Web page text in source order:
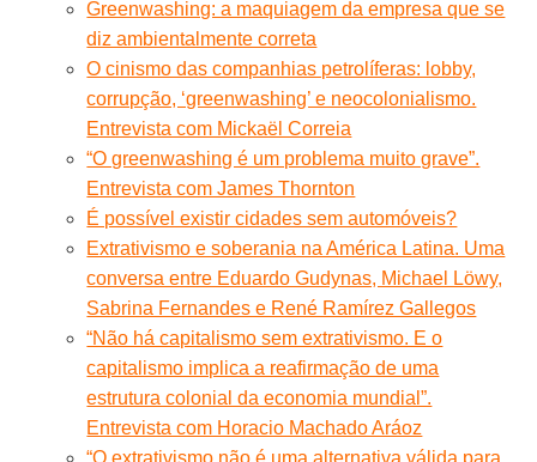
Greenwashing: a maquiagem da empresa que se
diz ambientalmente correta
O cinismo das companhias petrolíferas: lobby,
corrupção, ‘greenwashing’ e neocolonialismo.
Entrevista com Mickaël Correia
“O greenwashing é um problema muito grave”.
Entrevista com James Thornton
É possível existir cidades sem automóveis?
Extrativismo e soberania na América Latina. Uma
conversa entre Eduardo Gudynas, Michael Löwy,
Sabrina Fernandes e René Ramírez Gallegos
“Não há capitalismo sem extrativismo. E o
capitalismo implica a reafirmação de uma
estrutura colonial da economia mundial”.
Entrevista com Horacio Machado Aráoz
“O extrativismo não é uma alternativa válida para